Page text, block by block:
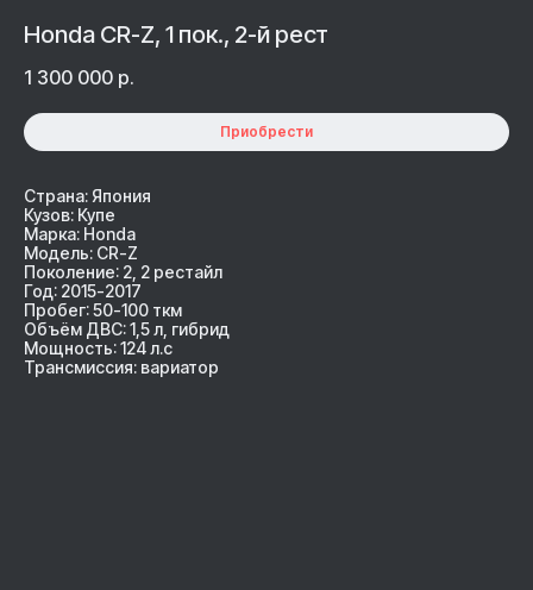
Honda CR-Z, 1 пок., 2-й рест
1 300 000 р.
Приобрести
Страна: Япония
Кузов: Купе
Марка: Honda
Модель: CR-Z
Поколение: 2, 2 рестайл
Год: 2015-2017
Пробег: 50-100 ткм
Объём ДВС: 1,5 л, гибрид
Мощность: 124 л.с
Трансмиссия: вариатор